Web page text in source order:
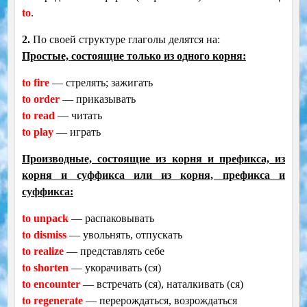
to.
2.По своей структуре глаголы делятся на:
Простые, состоящие только из одного корня:
to fire— стрелять; зажигать
to order— приказывать
to read — читать
to play— играть
Производные, состоящие из корня и префикса, из
корня и суффикса или из корня, префикса и
суффикса:
to unpack— распаковывать
to dismiss— увольнять, отпускать
to rеаlizе— представлять себе
to shorten — укорачивать (ся)
to encounter— встречать (ся), наталкивать (ся)
to regenerate— перерождаться, возрождаться